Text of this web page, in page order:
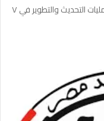
شهدت الهيئة القومية لسكك حديد مصر أكبر عمليات التحديث والتطوير في ٧